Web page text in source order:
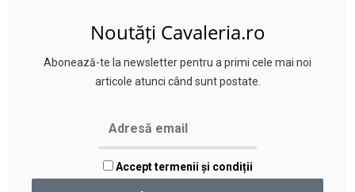
Noutăți Cavaleria.ro
Abonează-te la newsletter pentru a primi cele mai noi
articole atunci când sunt postate.
Accept termenii și condiții